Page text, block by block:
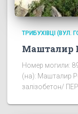
ТРИБУХІВЦІ (ВУЛ.
Машталир
Номер могили:
(на): Машталир
залізобетон/